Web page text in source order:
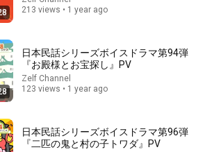
213 views • 1 year ago
日本民話シリーズボイスドラマ第94弾
『お殿様とお宝探し』PV
Zelf Channel
123 views • 1 year ago
日本民話シリーズボイスドラマ第96弾
『二匹の鬼と村の子トワダ』PV